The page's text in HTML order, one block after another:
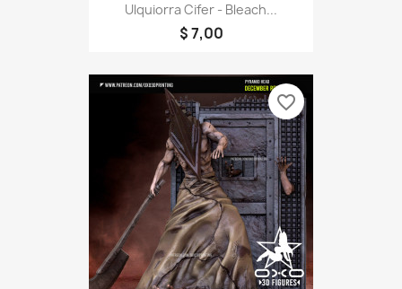
Ulquiorra Cifer - Bleach...
$ 7,00
favorite_border